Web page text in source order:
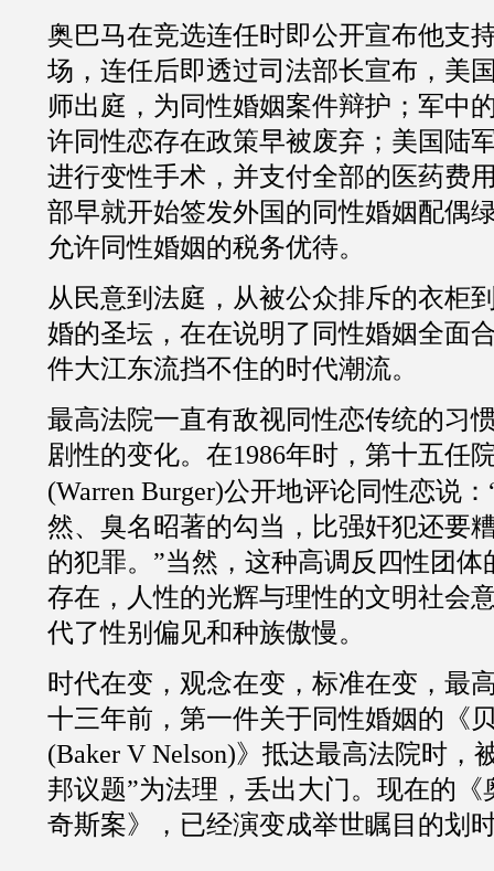
奥巴马在竞选连任时即公开宣布他支
场，连任后即透过司法部长宣布，美
师出庭，为同性婚姻案件辩护；军中
许同性恋存在政策早被废弃；美国陆
进行变性手术，并支付全部的医药费
部早就开始签发外国的同性婚姻配偶
允许同性婚姻的税务优待。
从民意到法庭，从被公众排斥的衣柜
婚的圣坛，在在说明了同性婚姻全面
件大江东流挡不住的时代潮流。
最高法院一直有敌视同性恋传统的习
剧性的变化。在1986年时，第十五任
(Warren Burger)公开地评论同性恋说：
然、臭名昭著的勾当，比强奸犯还要
的犯罪。”当然， 这种高调反四性团体
存在，人性的光辉与理性的文明社会
代了性别偏见和种族傲慢。
时代在变，观念在变，标准在变，最
十三年前，第一件关于同性婚姻的《
(Baker V Nelson)》抵达最高法院时，
邦议题”为法理，丢出大门。现在的《
奇斯案》，已经演变成举世瞩目的划